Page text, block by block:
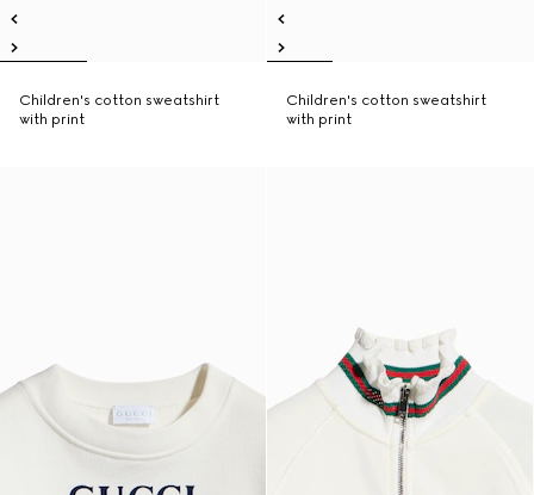
Children's cotton sweatshirt
with print
Children's cotton sweatshirt
with print